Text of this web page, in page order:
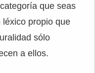
que seas
propio que
sólo
a ellos.